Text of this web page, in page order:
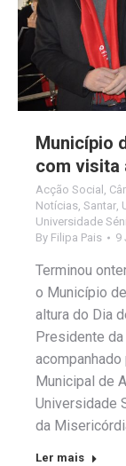
Município
com visita
Acção Social ,
Notícias, Santar,
Universidade
By Filipa Pais 9
Terminou
o Município
altura do Dia
Presidente
Municipal de
Universidade
da
Ler mais